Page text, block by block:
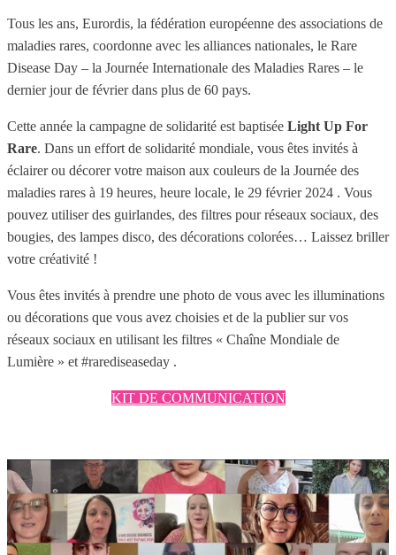
Tous les ans, Eurordis, la fédération européenne des associations de
maladies rares, coordonne avec les alliances nationales, le Rare
Disease Day – la Journée Internationale des Maladies Rares – le
dernier jour de février dans plus de 60 pays.
Cette année la campagne de solidarité est baptisée Light Up For
Rare. Dans un effort de solidarité mondiale, vous êtes invités à
éclairer ou décorer votre maison aux couleurs de la Journée des
maladies rares à 19 heures, heure locale, le 29 février 2024 . Vous
pouvez utiliser des guirlandes, des filtres pour réseaux sociaux, des
bougies, des lampes disco, des décorations colorées… Laissez briller
votre créativité !
Vous êtes invités à prendre une photo de vous avec les illuminations
ou décorations que vous avez choisies etde la publier sur vos
réseaux sociaux en utilisant les filtres « Chaîne Mondiale de
Lumière » et#rarediseaseday .
KIT DE COMMUNICATION